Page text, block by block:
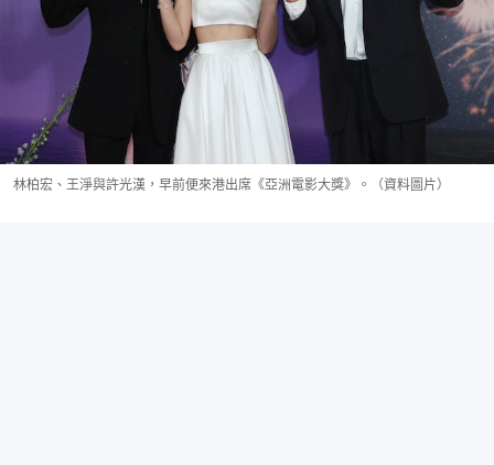
林柏宏、王淨與許光漢，早前便來港出席《亞洲電影大獎》。（資料圖片）